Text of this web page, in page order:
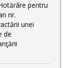
pentru
nr.
unei
de